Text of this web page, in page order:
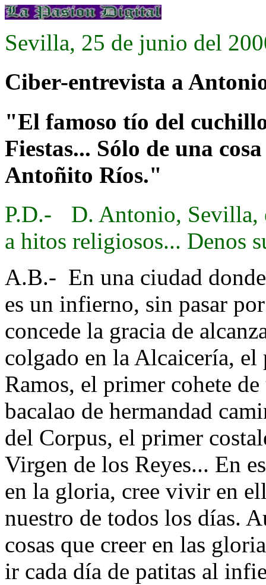
Sevilla, 25 de junio del
Ciber-entrevista a
"El famoso tío del
Fiestas... Sólo de una
Antoñito Ríos."
P.D.-
D. Antonio, Sevilla,
a hitos religiosos... Denos
A.B.- En una ciudad
es un infierno, sin pasar
concede la gracia de
colgado en la Alcaicería,
Ramos, el primer cohete
bacalao de hermandad
del Corpus, el primer
Virgen de los Reyes... En
en la gloria, cree vivir en
nuestro de todos los días.
cosas que creer en las
ir cada día de patitas al